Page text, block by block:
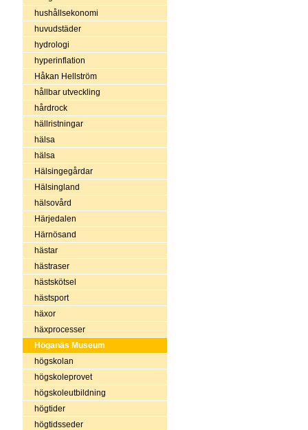
hushållsekonomi
huvudstäder
hydrologi
hyperinflation
Håkan Hellström
hållbar utveckling
hårdrock
hällristningar
hälsa
hälsa
Hälsingegårdar
Hälsingland
hälsovård
Härjedalen
Härnösand
hästar
hästraser
hästskötsel
hästsport
häxor
häxprocesser
Höganäs Museum
högskolan
högskoleprovet
högskoleutbildning
högtider
högtidsseder